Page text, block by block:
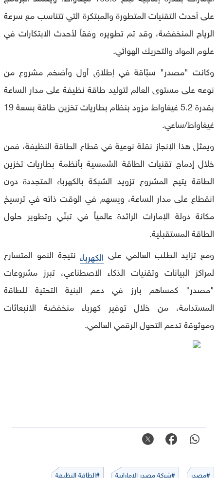
على أحدث التقنيات المتطورة والمبتكرة التي تتناسب مع سرعة
الرياح المنخفضة، وقد تم تطويره وفقاً لأحدث الابتكارات في
علوم المواد والتحريك الهوائي.
وكانت "مصدر" سبّاقة في إطلاق أول وأضخم مشروع من
نوعه على مستوى العالم لتوليد طاقة نظيفة على مدار الساعة
بقدرة 5.2 غيغاواط مزود بنظام بطاريات تخزين طاقة بسعة 19
غيغاواط/ساعي.
ويمثل هذا الإنجاز نقلة نوعية في قطاع الطاقة النظيفة، فمن
خلال إدماج تقنيات الطاقة الشمسية بأنظمة بطاريات تخزين
الطاقة يتيح المشروع تزويد الشبكة بالكهرباء المتجددة دون
انقطاع على مدار الساعة، ويسهم في الوقت ذاته في ترسيخ
مكانة دولة الإمارات الرائدة عالمياً في تبنّي وتطوير حلول
الطاقة المستقبلية.
ومع تزايد الطلب العالمي على الكهرباء نتيجة النمو المتسارع
لمراكز البيانات وتقنيات الذكاء الاصطناعي، تبرز مشروعات
"مصدر" كمساهم بارز في دعم البنية التحتية للطاقة
المستدامة، من خلال توفير كهرباء منخفضة الانبعاثات
وموثوقة تدعم التحول الرقمي العالمي.
#مصدر #شركة مصدر الإماراتية
#الطاقة النظيفة